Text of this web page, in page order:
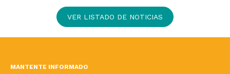
VER LISTADO DE NOTICIAS
MANTENTE INFORMADO